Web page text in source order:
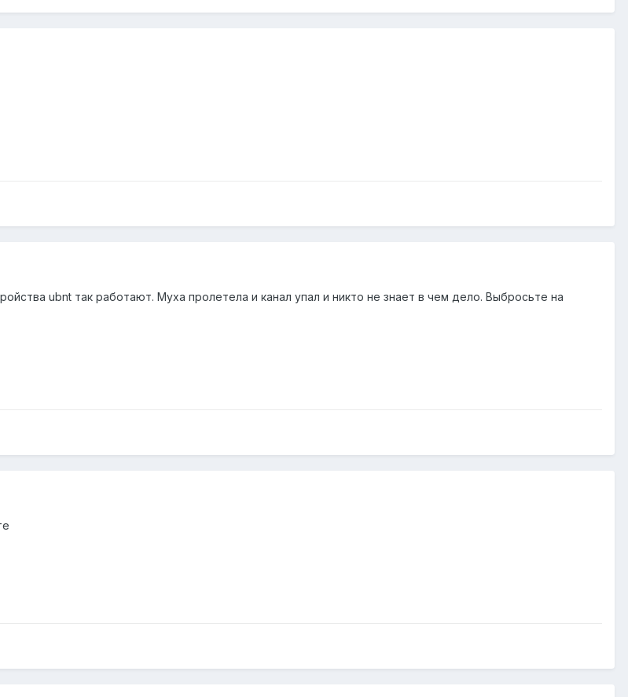
ubnt так работают. Муха пролетела и канал упал и никто не знает в чем дело. Выбросьте на